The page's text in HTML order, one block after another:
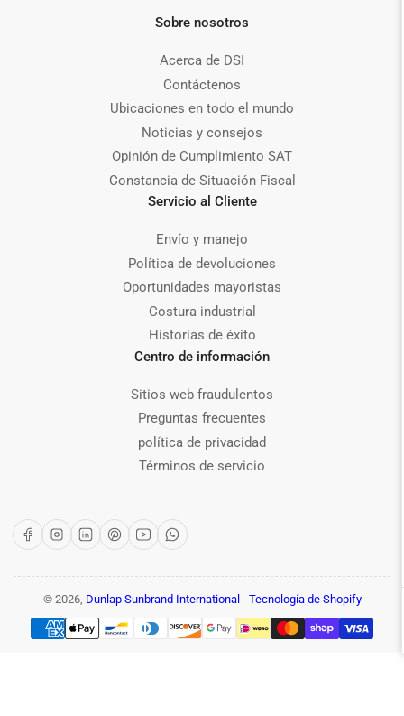
Sobre nosotros
Acerca de DSI
Contáctenos
Ubicaciones en todo el mundo
Noticias y consejos
Opinión de Cumplimiento SAT
Constancia de Situación Fiscal
Servicio al Cliente
Envío y manejo
Política de devoluciones
Oportunidades mayoristas
Costura industrial
Historias de éxito
Centro de información
Sitios web fraudulentos
Preguntas frecuentes
política de privacidad
Términos de servicio
FacebookInstagram
LinkedInPinterest
YouTubeWhatsApp
© 2026, Dunlap Sunbrand International- Tecnología de Shopify
Modalidades
de